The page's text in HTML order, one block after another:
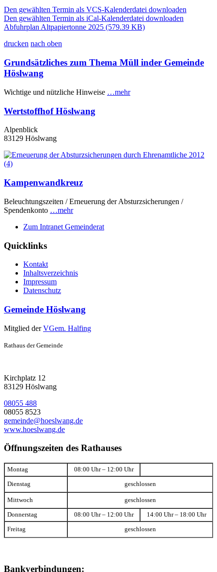
Den gewählten Termin als VCS-Kalenderdatei downloaden
Den gewählten Termin als iCal-Kalenderdatei downloaden
Abfuhrplan Altpapiertonne 2025 (579.39 KB)
drucken nach oben
Grundsätzliches zum Thema Müll inder Gemeinde
Höslwang
Wichtige und nützliche Hinweise …mehr
Wertstoffhof Höslwang
Alpenblick
83129 Höslwang
Kampenwandkreuz
Beleuchtungszeiten / Erneuerung der Absturzsicherungen /
Spendenkonto …mehr
Zum Intranet Gemeinderat
Quicklinks
Kontakt
Inhaltsverzeichnis
Impressum
Datenschutz
Gemeinde Höslwang
Mitglied derVGem. Halfing
Rathaus der Gemeinde
Kirchplatz 12
83129 Höslwang
08055 488
08055 8523
gemeinde@hoeslwang.de
www.hoeslwang.de
Öffnungszeiten des Rathauses
Montag 08:00 Uhr – 12:00 Uhr
Dienstag geschlossen
Mittwoch geschlossen
Donnerstag 08:00 Uhr – 12:00 Uhr 14:00 Uhr – 18:00 Uhr
Freitag geschlossen
Bankverbindungen: